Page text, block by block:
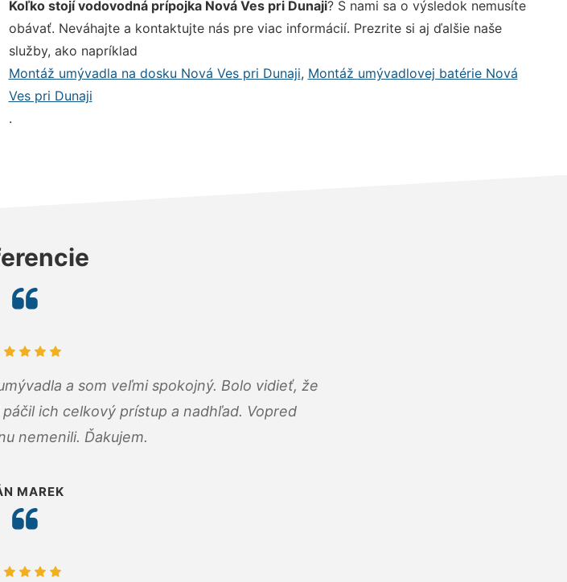
Koľko stojí vodovodná prípojka Nová Ves pri Dunaji? S nami sa o výsledok nemusíte
obávať. Neváhajte a kontaktujte nás pre viac informácií. Prezrite si aj ďalšie naše
služby, ako napríklad
Montáž umývadla na dosku Nová Ves pri Dunaji, Montáž umývadlovej batérie Nová
Ves pri Dunaji
.
a som veľmi spokojný. Bolo vidieť, že
ich celkový prístup a nadhľad. Vopred
nemenili. Ďakujem.
MAREK